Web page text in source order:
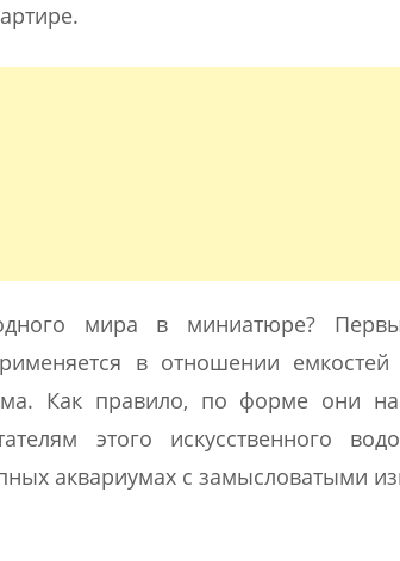
мира в миниатюре?
в отношении
Как правило, по форме они
этого искусственного
аквариумах с замысловатыми